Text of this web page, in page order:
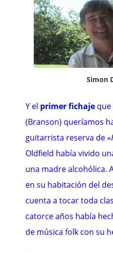
Simon
Y el primer fichaje que
(Branson) queríamos
guitarrista reserva de«
Oldfield había vivido
una madre alcohólica.
en su habitación del
cuenta a tocar toda
catorce años había
de música folk con su